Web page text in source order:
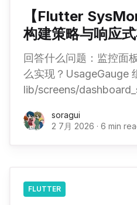
【Flutter
构建策略与响应
回答什么问题：监控面
么实现？UsageGauge
lib/screens/
soragui
2 7月 2026 · 6 min
FLUTTER